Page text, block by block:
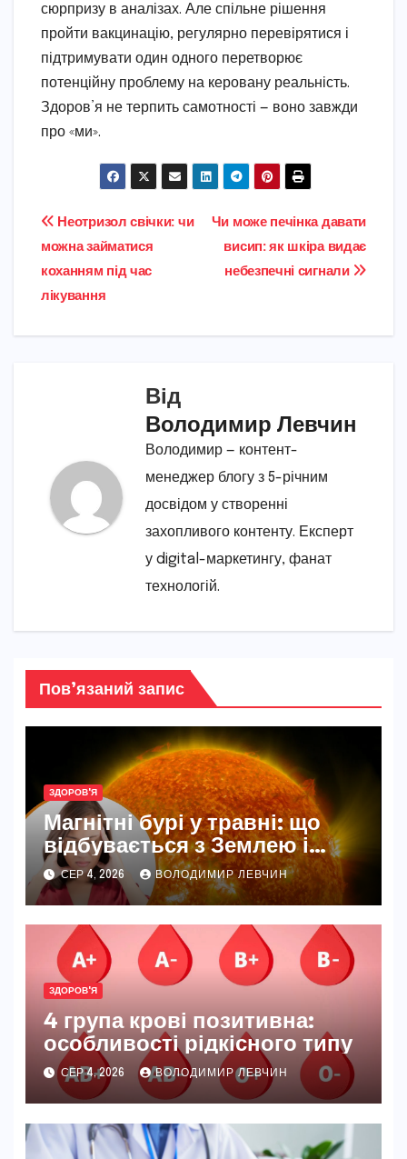
сюрпризу в аналізах. Але спільне рішення
пройти вакцинацію, регулярно перевірятися і
підтримувати один одного перетворює
потенційну проблему на керовану реальність.
Здоров’я не терпить самотності — воно завжди
про «ми».
Навігація
записів
Чи може печінка давати
висип: як шкіра видає
небезпечні сигнали
Неотризол свічки: чи
можна займатися
коханням під час
лікування
Від
Володимир Левчин
Володимир — контент-
менеджер блогу з 5-річним
досвідом у створенні
захопливого контенту. Експерт
у digital-маркетингу, фанат
технологій.
Пов’язаний запис
ЗДОРОВ'Я
Магнітні бурі у травні: що
відбувається з Землею і
нашим самопочуттям
СЕР 4, 2026 ВОЛОДИМИР ЛЕВЧИН
ЗДОРОВ'Я
4 група крові позитивна:
особливості рідкісного типу
СЕР 4, 2026 ВОЛОДИМИР ЛЕВЧИН